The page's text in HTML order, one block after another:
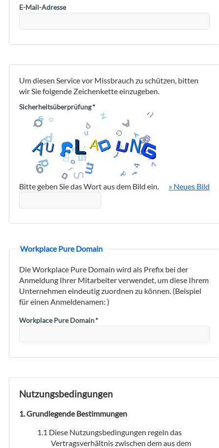
E-Mail-Adresse
Um diesen Service vor Missbrauch zu schützen, bitten
wir Sie folgende Zeichenkette einzugeben.
Sicherheitsüberprüfung*
Bitte geben Sie das Wort aus dem Bild ein. » Neues Bild
Workplace Pure Domain
Die Workplace Pure Domain wird als Prefix bei der
Anmeldung Ihrer Mitarbeiter verwendet, um diese Ihrem
Unternehmen eindeutig zuordnen zu können. (Beispiel
für einen Anmeldenamen:)
Workplace Pure Domain*
Nutzungsbedingungen
Grundlegende Bestimmungen
Diese Nutzungsbedingungen regeln das
Vertragsverhältnis zwischen dem aus dem